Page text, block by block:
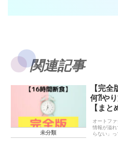
関連記事
未分類
【完
何⁈や
【まと
オートフ
情報が溢
らない」